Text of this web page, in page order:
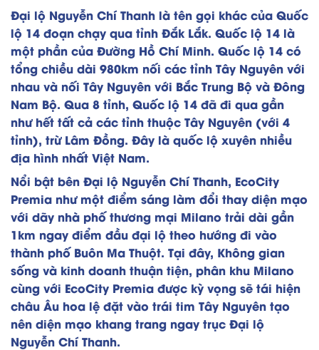
Đại lộ Nguyễn Chí Thanh là tên gọi khác của Quốc
lộ 14 đoạn chạy qua tỉnh Đắk Lắk. Quốc lộ 14 là
một phần của Đường Hồ Chí Minh. Quốc lộ 14 có
tổng chiều dài 980km nối các tỉnh Tây Nguyên với
nhau và nối Tây Nguyên với Bắc Trung Bộ và Đông
Nam Bộ. Qua 8 tỉnh, Quốc lộ 14 đã đi qua gần
như hết tất cả các tỉnh thuộc Tây Nguyên (với 4
tỉnh), trừ Lâm Đồng. Đây là quốc lộ xuyên nhiều
địa hình nhất Việt Nam.
Nổi bật bên Đại lộ Nguyễn Chí Thanh, EcoCity
Premia như một điểm sáng làm đổi thay diện mạo
với dãy nhà phố thương mại Milano trải dài gần
1km ngay điểm đầu đại lộ theo hướng đi vào
thành phố Buôn Ma Thuột. Tại đây, Không gian
sống và kinh doanh thuận tiện, phân khu Milano
cùng với EcoCity Premia được kỳ vọng sẽ tái hiện
châu Âu hoa lệ đặt vào trái tim Tây Nguyên tạo
nên diện mạo khang trang ngay trục Đại lộ
Nguyễn Chí Thanh.